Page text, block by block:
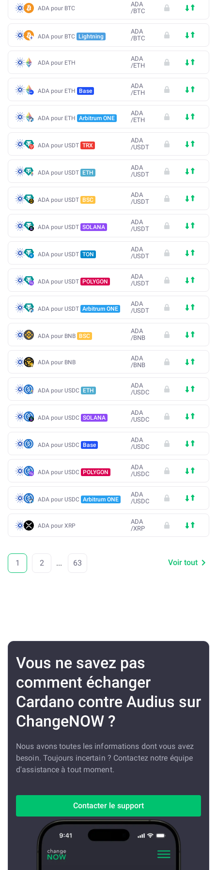
ADA pour BTC
ADA
/BTC
ADA pour BTC Lightning
ADA
/BTC
ADA pour ETH
ADA
/ETH
ADA pour ETH Base
ADA
/ETH
ADA pour ETH Arbitrum ONE
ADA
/ETH
ADA pour USDT TRX
ADA
/USDT
ADA pour USDT ETH
ADA
/USDT
ADA pour USDT BSC
ADA
/USDT
ADA pour USDT SOLANA
ADA
/USDT
ADA pour USDT TON
ADA
/USDT
ADA pour USDT POLYGON
ADA
/USDT
ADA pour USDT Arbitrum ONE
ADA
/USDT
ADA pour BNB BSC
ADA
/BNB
ADA pour BNB
ADA
/BNB
ADA pour USDC ETH
ADA
/USDC
ADA pour USDC SOLANA
ADA
/USDC
ADA pour USDC Base
ADA
/USDC
ADA pour USDC POLYGON
ADA
/USDC
ADA pour USDC Arbitrum ONE
ADA
/USDC
ADA pour XRP
ADA
/XRP
1 2 ... 63 Voir tout
Vous ne savez pas
comment échanger
Cardano contre Audius sur
ChangeNOW ?
Nous avons toutes les informations dont vous avez
besoin. Toujours incertain ? Contactez notre équipe
d'assistance à tout moment.
Contacter le support